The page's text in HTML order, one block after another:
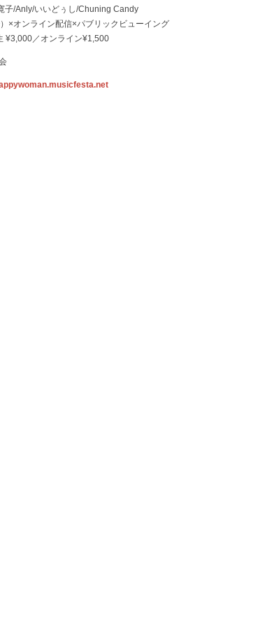
子/Anly/いいどぅし/Chuning Candy
オンライン配信×パブリックビューイング
¥3,000／オンライン¥1,500